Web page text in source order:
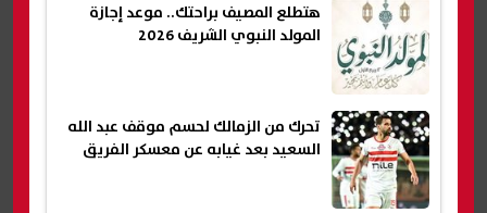
هتطلع المصيف براحتك.. موعد إجازة
المولد النبوي الشريف 2026
تحرك من الزمالك لحسم موقف عبد الله
السعيد بعد غيابه عن معسكر الفريق